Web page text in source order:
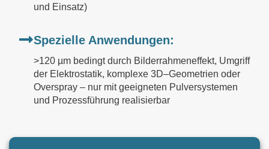
und Einsatz)
Spezielle Anwendungen:
>120 µm bedingt durch Bilderrahmeneffekt, Umgriff
der Elektrostatik, komplexe 3D–Geometrien oder
Overspray – nur mit geeigneten Pulversystemen
und Prozessführung realisierbar